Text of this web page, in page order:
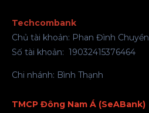
Techcombank
Chủ tài khoản: Phan Đình Chuyền
Số tài khoản: 19032415376464
Chi nhánh: Bình Thạnh
TMCP Đông Nam Á (SeABank)